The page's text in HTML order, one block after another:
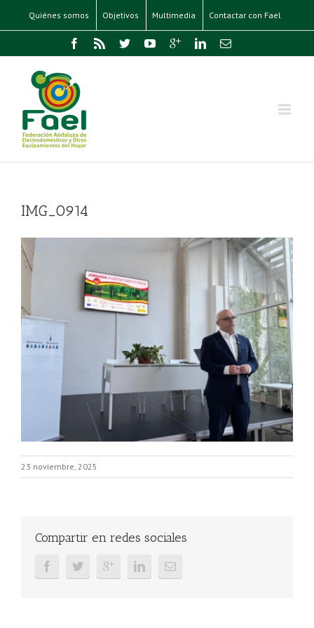
Quiénes somos Objetivos Multimedia Contactar con Fael
IMG_0914
23 noviembre, 2025
Compartir en redes sociales